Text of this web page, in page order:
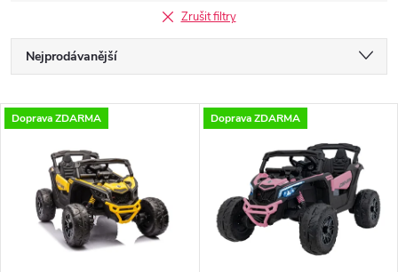
Zrušit filtry
Ř
a
Nejprodávanější
Nejdražší
Abecedně
V
Doprava ZDARMA Doprava ZDARMA